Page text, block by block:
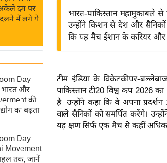
दम पर
में लगे ये
Day
भारत और
की
का बढ़ता
Day
Movement
तक, जानें
भारत-पाकिस्तान महामुकाबले
उन्होंने किशन से देश और
कि यह मैच ईशान के करियर और
टीम इंडिया के विकेटकीपर-
पाकिस्तान टी20 विश्व कप 2026
है। उन्होंने कहा कि वे अपना
वाले सैनिकों को समर्पित करेंगे।
यह क्षण सिर्फ एक मैच से कहीं अधिक